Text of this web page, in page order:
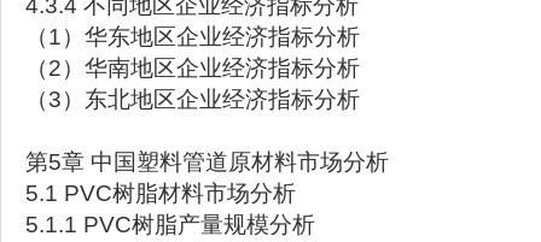
4.3.4 不同地区企业经济指标分析
（1）华东地区企业经济指标分析
（2）华南地区企业经济指标分析
（3）东北地区企业经济指标分析
第5章 中国塑料管道原材料市场分析
5.1 PVC树脂材料市场分析
5.1.1 PVC树脂产量规模分析